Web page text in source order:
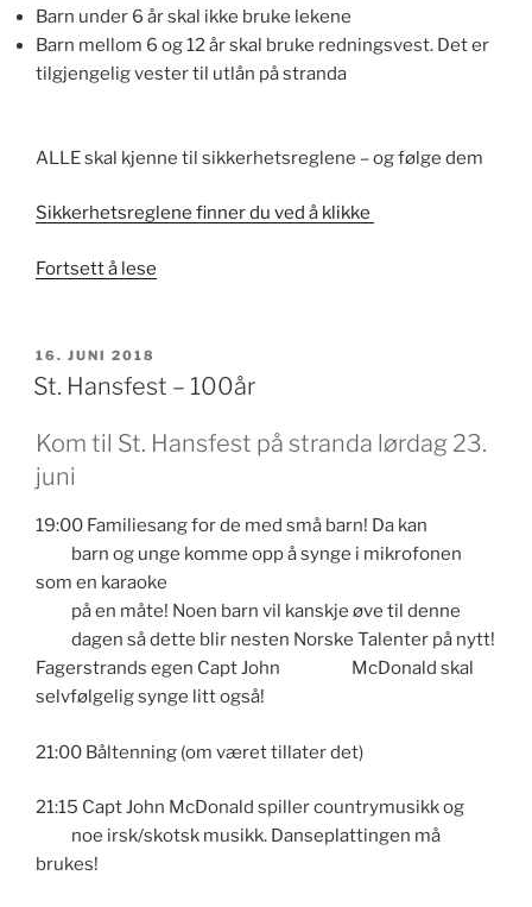
Barn under 6 år skal ikke bruke lekene
Barn mellom 6 og 12 år skal bruke redningsvest. Det er
tilgjengelig vester til utlån på stranda
ALLE skal kjenne til sikkerhetsreglene – og følge dem
Sikkerhetsreglene finner du ved å klikke
Fortsett å lese
PUBLISERT
16. JUNI 2018
St. Hansfest – 100år
Kom til St. Hansfest på stranda lørdag 23.
juni
19:00 Familiesang for de med små barn! Da kan
barn og unge komme opp å synge i mikrofonen
som en karaoke
på en måte! Noen barn vil kanskje øve til denne
dagen så dette blir nesten Norske Talenter på nytt!
Fagerstrands egen Capt John McDonald skal
selvfølgelig synge litt også!
21:00 Båltenning (om været tillater det)
21:15 Capt John McDonald spiller countrymusikk og
noe irsk/skotsk musikk. Danseplattingen må
brukes!